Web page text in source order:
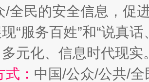
/全民的安全信息，促
“服务百姓”和“说真
元化、信息时代现实
： 中国/公众/公共/